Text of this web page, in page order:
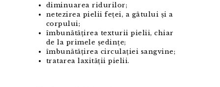
diminuarea ridurilor;
netezirea pielii feței, a gâtului și a
corpului;
îmbunătățirea texturii pielii, chiar
de la primele ședințe;
îmbunătățirea circulației sangvine;
tratarea laxității pielii.